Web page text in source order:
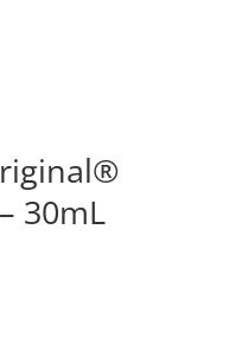
30mL